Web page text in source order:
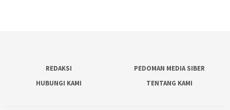
REDAKSI
PEDOMAN MEDIA SIBER
HUBUNGI KAMI
TENTANG KAMI